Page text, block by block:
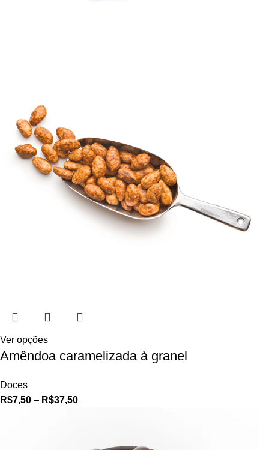
Ver opções
Amêndoa caramelizada à granel
Doces
R$7,50 – R$37,50